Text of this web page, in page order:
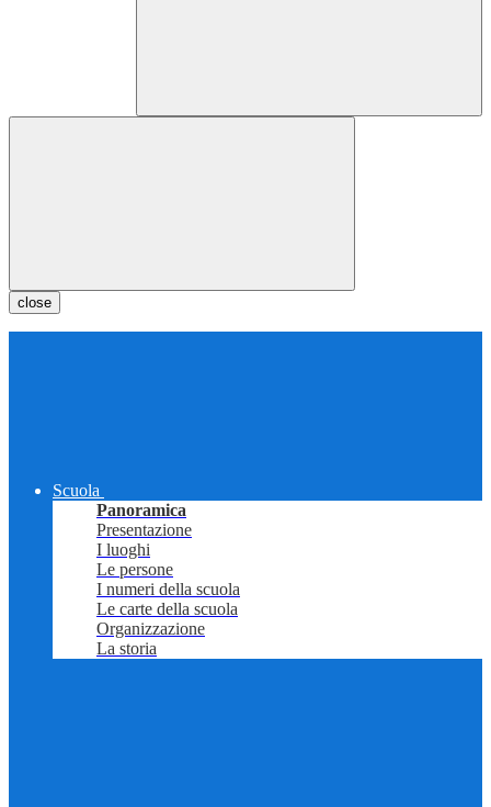
close
Scuola
Panoramica
Presentazione
I luoghi
Le persone
I numeri della scuola
Le carte della scuola
Organizzazione
La storia